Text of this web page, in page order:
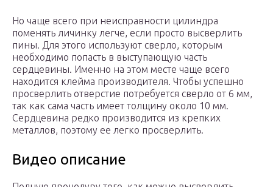
Но чаще всего при неисправности цилиндра
поменять личинку легче, если просто высверлить
пины. Для этого используют сверло, которым
необходимо попасть в выступающую часть
сердцевины. Именно на этом месте чаще всего
находится клейма производителя. Чтобы успешно
просверлить отверстие потребуется сверло от 6 мм,
так как сама часть имеет толщину около 10 мм.
Сердцевина редко производится из крепких
металлов, поэтому ее легко просверлить.
Видео описание